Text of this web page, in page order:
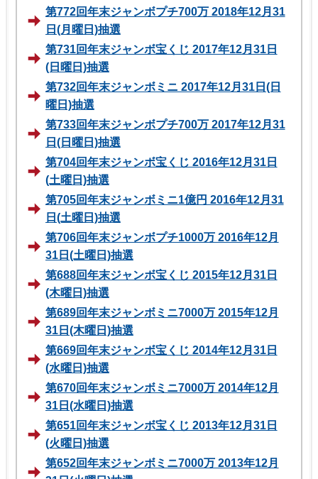
第772回年末ジャンボプチ700万 2018年12月31
日(月曜日)抽選
第731回年末ジャンボ宝くじ 2017年12月31日
(日曜日)抽選
第732回年末ジャンボミニ 2017年12月31日(日
曜日)抽選
第733回年末ジャンボプチ700万 2017年12月31
日(日曜日)抽選
第704回年末ジャンボ宝くじ 2016年12月31日
(土曜日)抽選
第705回年末ジャンボミニ1億円 2016年12月31
日(土曜日)抽選
第706回年末ジャンボプチ1000万 2016年12月
31日(土曜日)抽選
第688回年末ジャンボ宝くじ 2015年12月31日
(木曜日)抽選
第689回年末ジャンボミニ7000万 2015年12月
31日(木曜日)抽選
第669回年末ジャンボ宝くじ 2014年12月31日
(水曜日)抽選
第670回年末ジャンボミニ7000万 2014年12月
31日(水曜日)抽選
第651回年末ジャンボ宝くじ 2013年12月31日
(火曜日)抽選
第652回年末ジャンボミニ7000万 2013年12月